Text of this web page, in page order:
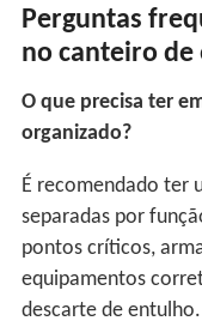
Perguntas
no canteiro de
O que precisa ter
organizado?
É recomendado ter
separadas por
pontos críticos,
equipamentos
descarte de entulho.